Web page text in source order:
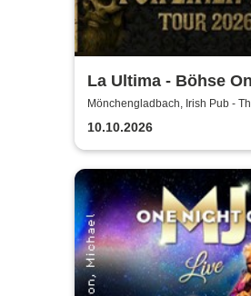
La Ultima - Böhse
Tribute
Mönchengladbach, Irish Pub -
10.10.2026